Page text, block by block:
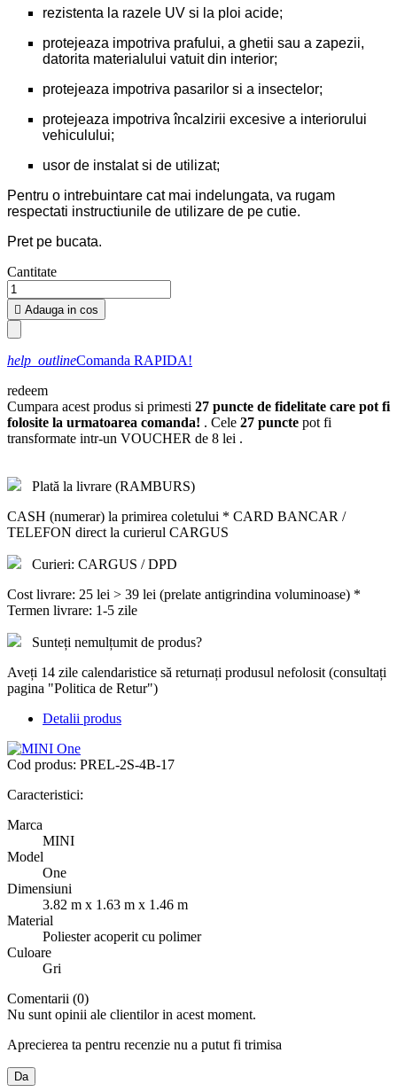
rezistenta la razele UV si la ploi acide;
protejeaza impotriva prafului, a ghetii sau a zapezii,
datorita materialului vatuit din interior;
protejeaza impotriva pasarilor si a insectelor;
protejeaza impotriva încalzirii excesive a interiorului
vehiculului;
usor de instalat si de utilizat;
Pentru o intrebuintare cat mai indelungata, va rugam
respectati instructiunile de utilizare de pe cutie.
Pret pe bucata.
Cantitate
 Adauga in cos
help_outlineComanda RAPIDA!
redeem
Cumpara acest produs si primesti 27 puncte de fidelitate care pot fi
folosite la urmatoarea comanda! . Cele 27 puncte pot fi
transformate intr-un VOUCHER de 8 lei .
Plată la livrare (RAMBURS)
CASH (numerar) la primirea coletului * CARD BANCAR /
TELEFON direct la curierul CARGUS
Curieri: CARGUS / DPD
Cost livrare: 25 lei > 39 lei (prelate antigrindina voluminoase) *
Termen livrare: 1-5 zile
Sunteți nemulțumit de produs?
Aveți 14 zile calendaristice să returnați produsul nefolosit (consultați
pagina "Politica de Retur")
Detalii produs
Cod produs: PREL-2S-4B-17
Caracteristici:
Marca
MINI
Model
One
Dimensiuni
3.82 m x 1.63 m x 1.46 m
Material
Poliester acoperit cu polimer
Culoare
Gri
Comentarii (0)
Nu sunt opinii ale clientilor in acest moment.
Aprecierea ta pentru recenzie nu a putut fi trimisa
Da